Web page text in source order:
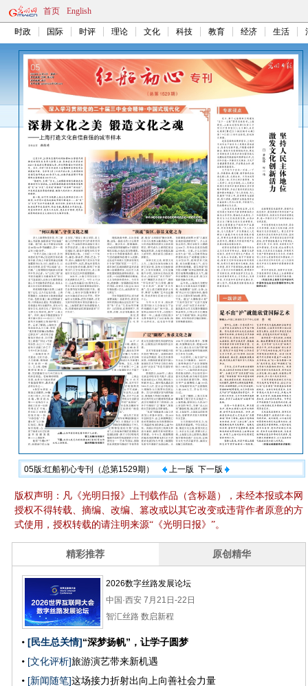
首页 English
时政 国际 时评 理论 文化 科技 教育 经济 生活
05版:红船初心专刊（总第1529期） 上一版 下一版
版权声明：凡《光明日报》上刊载作品（含标题），未经本报或本网
授权不得转载、摘编、改编、篡改或以其它改变或违背作者原意的方
式使用，授权转载的请注明来源“《光明日报》”。